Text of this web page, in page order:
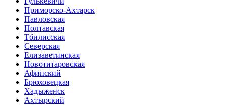
Приморско-Ахтарск
Павловская
Полтавская
Тбилисская
Северская
Елизаветинская
Новотитаровская
Афипский
Брюховецкая
Хадыженск
Ахтырский